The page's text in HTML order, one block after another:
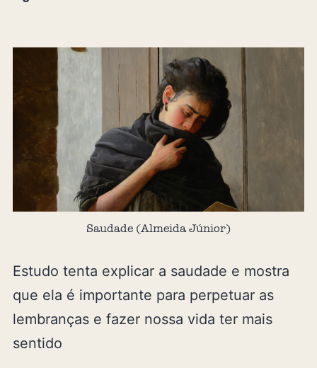
Saudade (Almeida Júnior)
Estudo tenta explicar a saudade e mostra
que ela é importante para perpetuar as
lembranças e fazer nossa vida ter mais
sentido